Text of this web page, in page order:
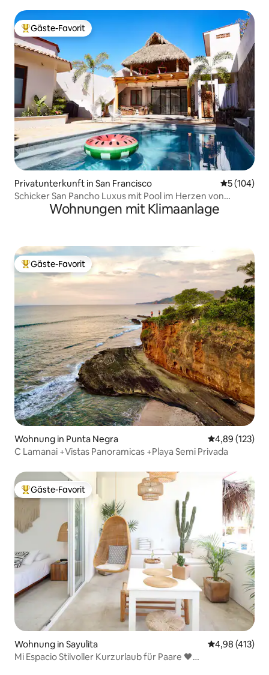
Beliebter Gäste-Favorit.
Gäste-Favorit
Privatunterkunft in San Francisco
5 (104)
Schicker San Pancho Luxus mit Pool im Herzen von
Wohnungen mit Klimaanlage
Beliebter Gäste-Favorit.
Gäste-Favorit
Wohnung in Punta Negra
4,89 (123)
C Lamanai +Vistas Panoramicas +Playa Semi Privada
Beliebter Gäste-Favorit.
Gäste-Favorit
Wohnung in Sayulita
4,98 (413)
Mi Espacio Stilvoller Kurzurlaub für Paare 🖤